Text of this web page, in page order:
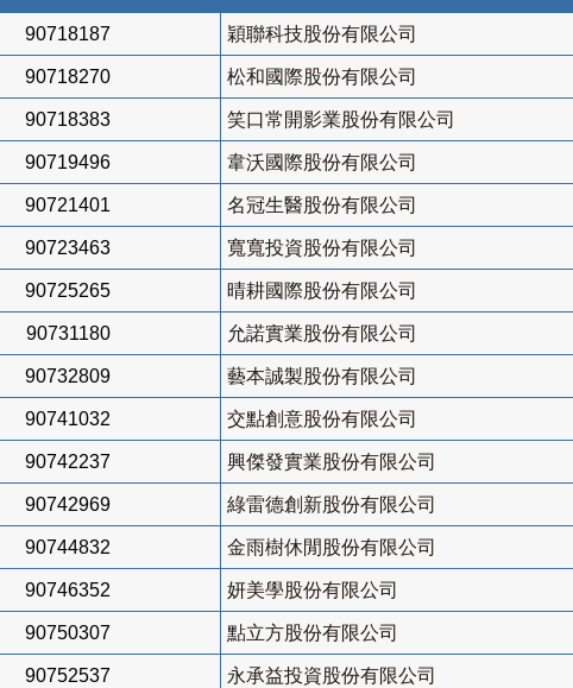
90718187 穎聯科技股份有限公司
90718270 松和國際股份有限公司
90718383 笑口常開影業股份有限公司
90719496 韋沃國際股份有限公司
90721401 名冠生醫股份有限公司
90723463 寬寬投資股份有限公司
90725265 晴耕國際股份有限公司
90731180 允諾實業股份有限公司
90732809 藝本誠製股份有限公司
90741032 交點創意股份有限公司
90742237 興傑發實業股份有限公司
90742969 綠雷德創新股份有限公司
90744832 金雨樹休閒股份有限公司
90746352 妍美學股份有限公司
90750307 點立方股份有限公司
90752537 永承益投資股份有限公司